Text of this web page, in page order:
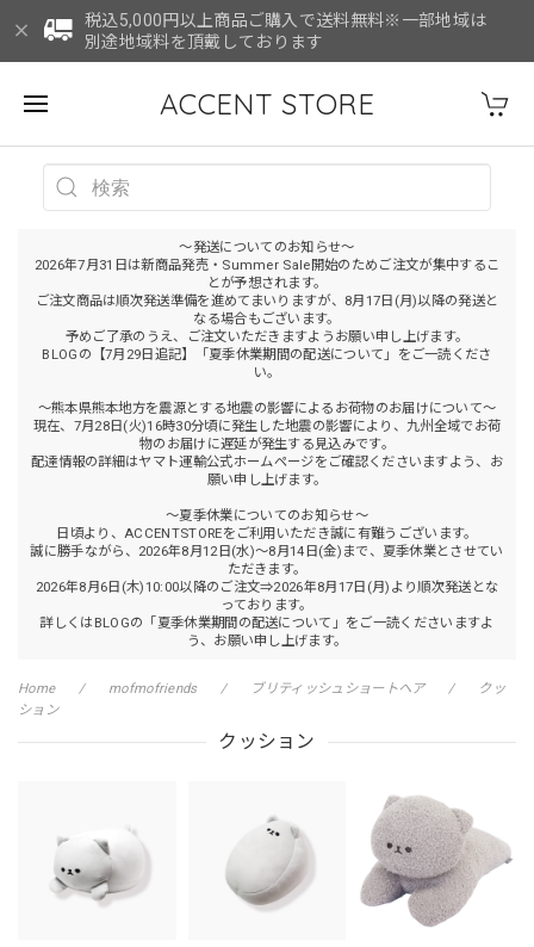
税込5,000円以上商品ご購入で送料無料※一部地域は
別途地域料を頂戴しております
ACCENT STORE
～発送についてのお知らせ～
2026年7月31日は新商品発売・Summer Sale開始のためご注文が集中するこ
とが予想されます。
ご注文商品は順次発送準備を進めてまいりますが、8月17日(月)以降の発送と
なる場合もございます。
予めご了承のうえ、ご注文いただきますようお願い申し上げます。
BLOGの【7月29日追記】「夏季休業期間の配送について」をご一読くださ
い。
～熊本県熊本地方を震源とする地震の影響によるお荷物のお届けについて～
現在、7月28日(火)16時30分頃に発生した地震の影響により、九州全域でお荷
物のお届けに遅延が発生する見込みです。
配達情報の詳細はヤマト運輸公式ホームページをご確認くださいますよう、お
願い申し上げます。
～夏季休業についてのお知らせ～
日頃より、ACCENTSTOREをご利用いただき誠に有難うございます。
誠に勝手ながら、2026年8月12日(水)～8月14日(金)まで、夏季休業とさせてい
ただきます。
2026年8月6日(木)10:00以降のご注文⇒2026年8月17日(月)より順次発送とな
っております。
詳しくはBLOGの「夏季休業期間の配送について」をご一読くださいますよ
う、お願い申し上げます。
Home mofmofriends ブリティッシュショートヘア
クッ
ション
クッション